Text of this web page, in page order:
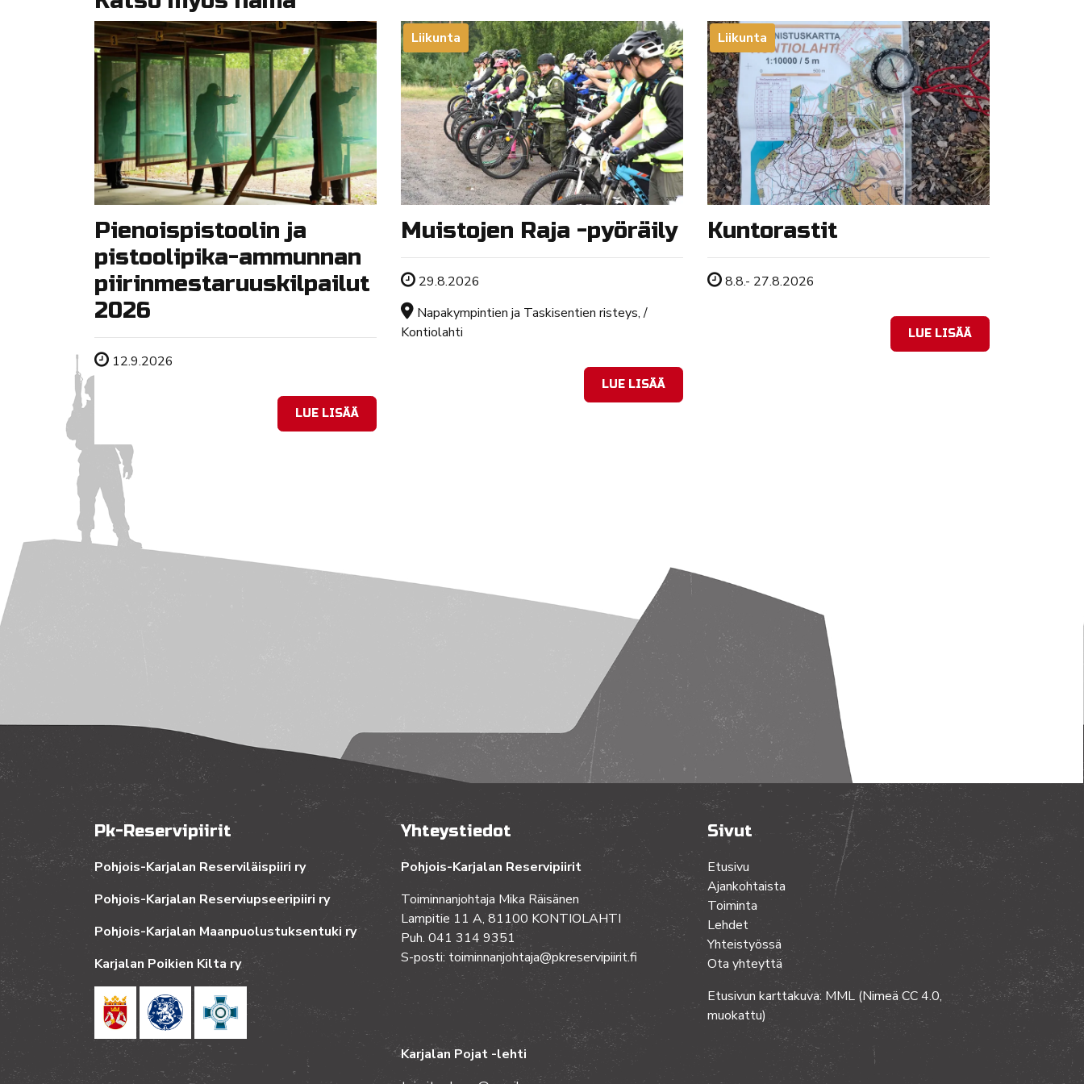
Pienoispistoolin ja
pistoolipika-ammunnan
piirinmestaruuskilpailut
2026
Tapahtuman ajankohta
12.9.2026
LUE LISÄÄ
Liikunta
Muistojen Raja -pyöräily
Tapahtuman ajankohta
29.8.2026
Sijainti
Napakympintien ja Taskisentien risteys, /
Kontiolahti
LUE LISÄÄ
Liikunta
Kuntorastit
Tapahtuman ajankohta
8.8.- 27.8.2026
LUE LISÄÄ
Pk-Reservipiirit
Pohjois-Karjalan Reserviläispiiri ry
Pohjois-Karjalan Reserviupseeripiiri ry
Pohjois-Karjalan Maanpuolustuksentuki ry
Karjalan Poikien Kilta ry
Yhteystiedot
Pohjois-Karjalan Reservipiirit
Toiminnanjohtaja Mika Räisänen
Lampitie 11 A, 81100 KONTIOLAHTI
Puh. 041 314 9351
S-posti: toiminnanjohtaja@pkreservipiirit.fi
Karjalan Pojat -lehti
Sivut
Etusivu
Ajankohtaista
Toiminta
Lehdet
Yhteistyössä
Ota yhteyttä
Etusivun karttakuva: MML (Nimeä CC 4.0,
muokattu)